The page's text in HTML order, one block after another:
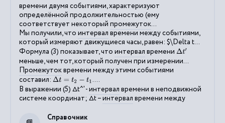
времени двумя событиями, характеризуют
определённой продолжительностью (ему
соответствует некоторый промежуток...
Мы получили, что интервал времени между событиями,
который измеряют движущиеся часы, равен: $\Delta t...
Формула (3) показывает, что интервал времени Δt′
меньше, чем тот, который получен при измерении...
Промежутоквремени между этими событиями
составил: Δt=t2 −t 1
....
В выражении (5) ∆t^' -интервал времени в неподвижной
системе координат; ∆t –интервал времени между
Справочник